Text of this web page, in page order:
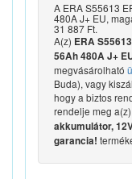
A ERA S55613
480A J+ EU,
31 887 Ft.
A(z) ERA
56Ah 480A J+
megvásárolható
Buda), vagy
hogy a biztos
rendelje meg a(z)
akkumulátor,
garancia!